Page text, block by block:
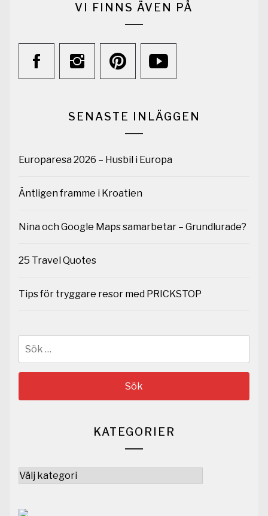
VI FINNS ÄVEN PÅ
SENASTE INLÄGGEN
Europaresa 2026 – Husbil i Europa
Äntligen framme i Kroatien
Nina och Google Maps samarbetar – Grundlurade?
25 Travel Quotes
Tips för tryggare resor med PRICKSTOP
KATEGORIER
Kategorier